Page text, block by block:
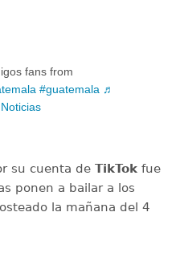
fans from
#guatemala ♬
su cuenta de TikTokfue
ponen a bailar a los
la mañana del 4